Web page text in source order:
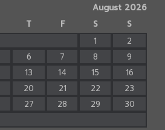
August 2026
T F S
S
1
2
6 7 8
9
13 14 15
16
20 21 22
23
27 28 29
30